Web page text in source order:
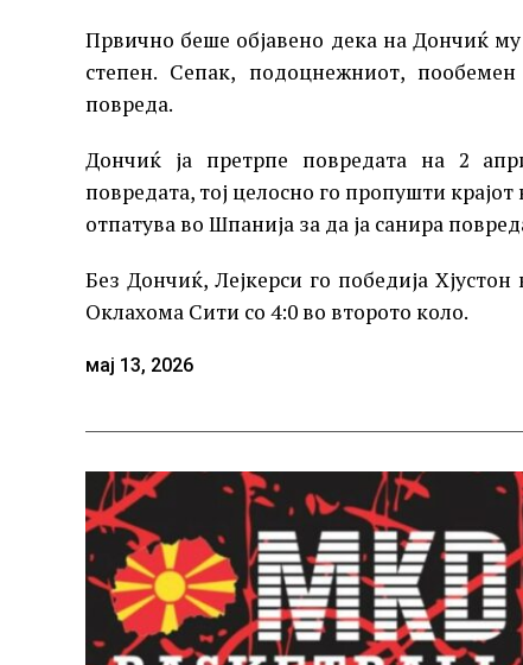
Првично беше објавено дека на Дончиќ
степен. Сепак, подоцнежниот,
повреда.
Дончиќ ја претрпе повредата на 2
повредата, тој целосно го пропушти
отпатува во Шпанија за да ја санира
Без Дончиќ, Лејкерси го победија
Оклахома Сити со 4:0 во второто коло.
мај 13, 2026